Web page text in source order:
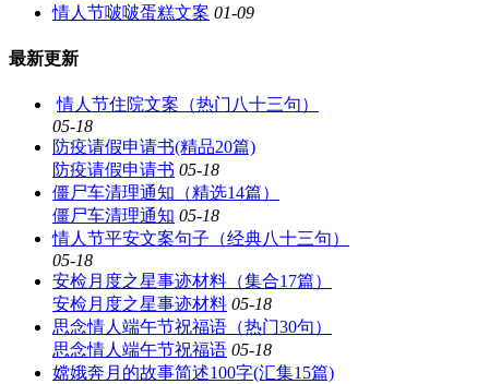
情人节啵啵蛋糕文案 01-09
最新更新
情人节住院文案（热门八十三句）
05-18
防疫请假申请书(精品20篇)
防疫请假申请书 05-18
僵尸车清理通知（精选14篇）
僵尸车清理通知 05-18
情人节平安文案句子（经典八十三句）
05-18
安检月度之星事迹材料（集合17篇）
安检月度之星事迹材料 05-18
思念情人端午节祝福语（热门30句）
思念情人端午节祝福语 05-18
嫦娥奔月的故事简述100字(汇集15篇)